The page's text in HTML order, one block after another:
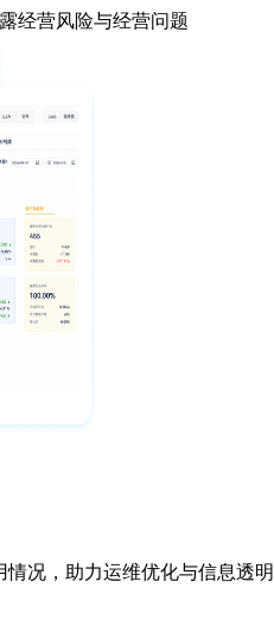
经营风险与经营问题
况，助力运维优化与信息透明